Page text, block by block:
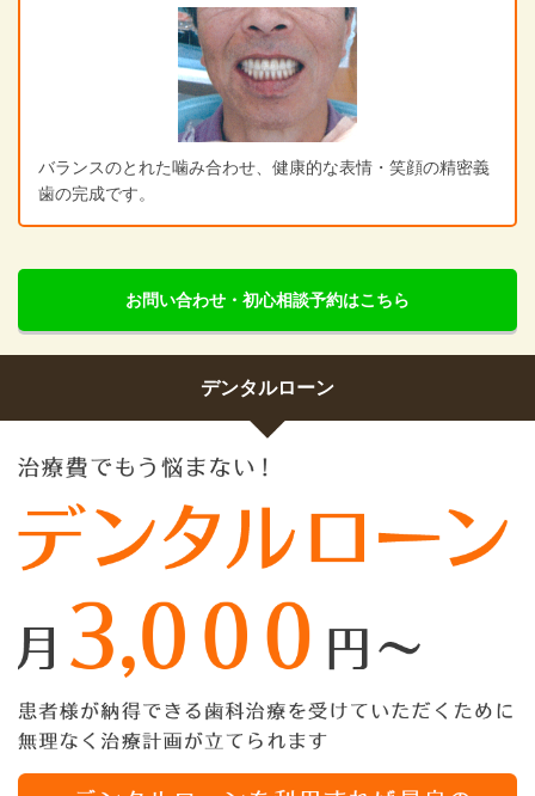
バランスのとれた噛み合わせ、健康的な表情・笑顔の精密義
歯の完成です。
お問い合わせ・初心相談予約はこちら
デンタルローン